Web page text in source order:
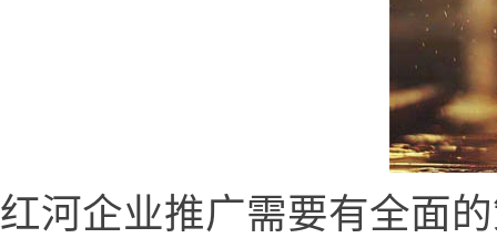
红河企业推广需要有全面